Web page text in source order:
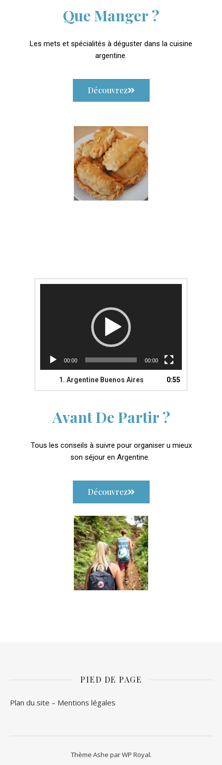
Que Manger ?
Les mets et spécialités à déguster dans la cuisine
argentine.
Découvrez
Avant De Partir ?
Tous les conseils à suivre pour organiser u mieux
son séjour en Argentine.
Découvrez
00:00 00:00
1. Argentine Buenos Aires 0:55
PIED DE PAGE
Plan du site – Mentions légales
Thème Ashe parWP Royal.